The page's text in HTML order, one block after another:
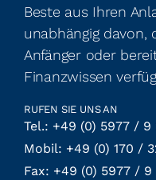
Beste aus Ihren
unabhängig davon,
Anfänger oder
Finanzwissen
RUFEN SIE UNS AN
Tel.: +49 (0) 5977 / 9
Mobil: +49 (0) 170 /
Fax: +49 (0) 5977 / 9